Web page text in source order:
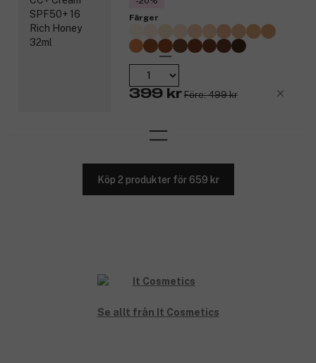
Perfekt applicering med IT Cosmetics Heavenly Luxe
Dual Airbrush Concealer Brush #2.
Produktnummer: 3234589
Färger
399 kr Före: 499 kr
Köp 2 produkter för 659 kr
Se allt från It Cosmetics